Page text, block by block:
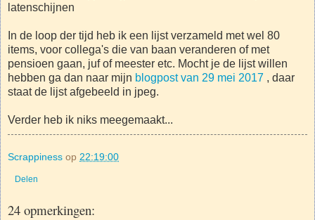
latenschijnen
In de loop der tijd heb ik een lijst verzameld met wel 80
items, voor collega's die van baan veranderen of met
pensioen gaan, juf of meester etc. Mocht je de lijst willen
hebben ga dan naar mijn blogpost van 29 mei 2017 , daar
staat de lijst afgebeeld in jpeg.
Verder heb ik niks meegemaakt...
Scrappiness op 22:19:00
Delen
24 opmerkingen: